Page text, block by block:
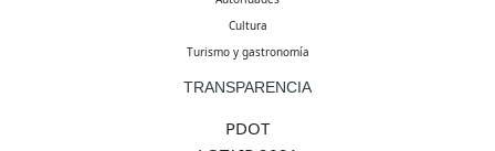
Cultura
Turismo y gastronomía
TRANSPARENCIA
PDOT